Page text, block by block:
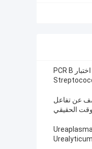
مجموعة اختبار PCR B
عن تفاعل
الحقيقي